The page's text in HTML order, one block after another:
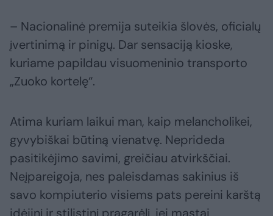
– Nacionalinė premija suteikia šlovės, oficialų
įvertinimą ir pinigų. Dar sensaciją kioske,
kuriame papildau visuomeninio transporto
„Zuoko kortelę“.
Atima kuriam laikui man, kaip melancholikei,
gyvybiškai būtiną vienatvę. Neprideda
pasitikėjimo savimi, greičiau atvirkščiai.
Neįpareigoja, nes paleisdamas sakinius iš
savo kompiuterio visiems pats pereini karštą
idėjinį ir stilistinį pragarėlį, jei mąstai